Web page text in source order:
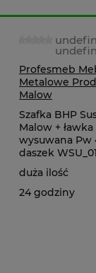
Profesmeb
Metalowe
Malow
Szafka BHP
Malow + ławka
wysuwana Pw
daszek
duża ilość
24 godziny